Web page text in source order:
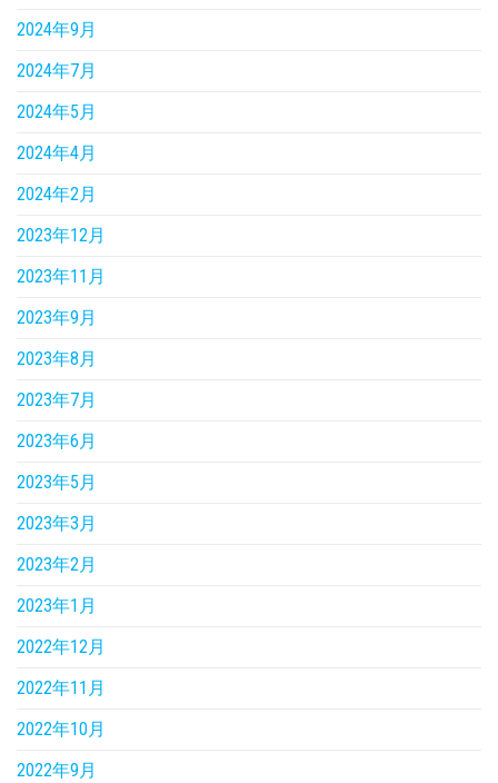
2024年9月
2024年7月
2024年5月
2024年4月
2024年2月
2023年12月
2023年11月
2023年9月
2023年8月
2023年7月
2023年6月
2023年5月
2023年3月
2023年2月
2023年1月
2022年12月
2022年11月
2022年10月
2022年9月